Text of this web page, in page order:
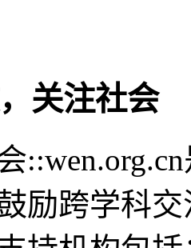
关注社会
励跨学科